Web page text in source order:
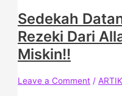
Sedekah
Rezeki Dari
Miskin!!
Leave a Comment /